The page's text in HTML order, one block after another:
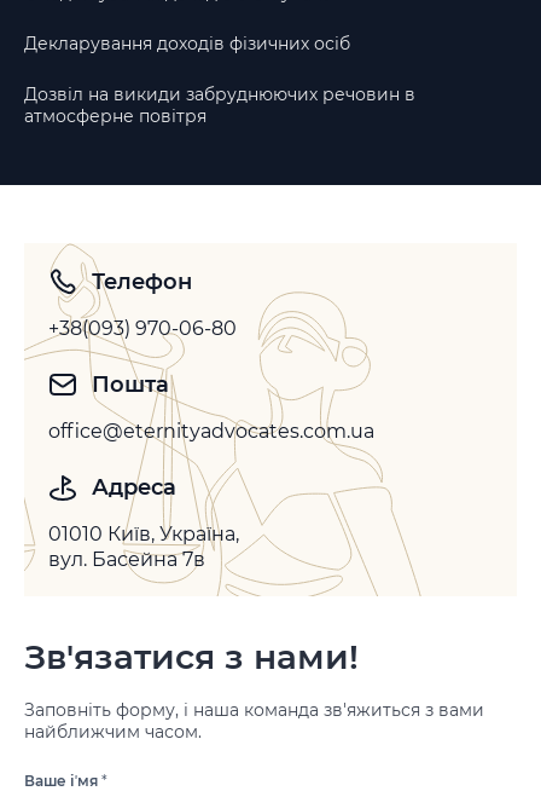
Декларування доходів фізичних осіб
Дозвіл на викиди забруднюючих речовин в
атмосферне повітря
Телефон
+38(093) 970-06-80
Пошта
office@eternityadvocates.com.ua
Адреса
01010 Київ, Україна,
вул. Басейна 7в
Зв'язатися з нами!
Заповніть форму, і наша команда зв'яжиться з вами
найближчим часом.
Ваше іʼмя *